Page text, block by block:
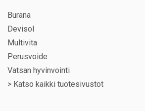
Burana
Devisol
Multivita
Perusvoide
Vatsan hyvinvointi
> Katso kaikki tuotesivustot